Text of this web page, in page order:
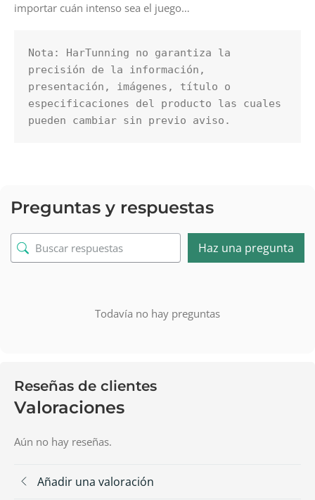
importar cuán intenso sea el juego…
Nota: HarTunning no garantiza la
precisión de la información,
presentación, imágenes, título o
especificaciones del producto las cuales
pueden cambiar sin previo aviso.
Preguntas y respuestas
Haz una pregunta
Todavía no hay preguntas
Reseñas de clientes
Valoraciones
Aún no hay reseñas.
Añadir una valoración